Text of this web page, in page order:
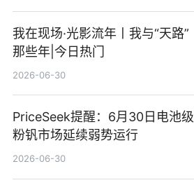
我在现场·光影流年丨我与“天路”
那些年|今日热门
2026-06-30
PriceSeek提醒：6月30日电池级
粉钒市场延续弱势运行
2026-06-30